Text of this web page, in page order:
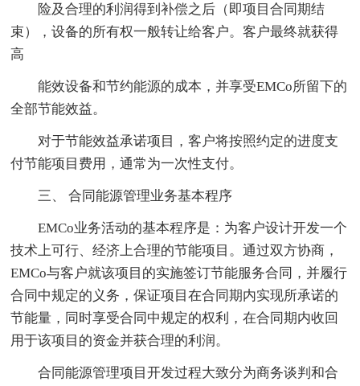
险及合理的利润得到补偿之后（即项目合同期结
束），设备的所有权一般转让给客户。客户最终就获得
高
能效设备和节约能源的成本，并享受EMCo所留下的
全部节能效益。
对于节能效益承诺项目，客户将按照约定的进度支
付节能项目费用，通常为一次性支付。
三、 合同能源管理业务基本程序
EMCo业务活动的基本程序是：为客户设计开发一个
技术上可行、经济上合理的节能项目。通过双方协商，
EMCo与客户就该项目的实施签订节能服务合同，并履行
合同中规定的义务，保证项目在合同期内实现所承诺的
节能量，同时享受合同中规定的权利，在合同期内收回
用于该项目的资金并获合理的利润。
合同能源管理项目开发过程大致分为商务谈判和合